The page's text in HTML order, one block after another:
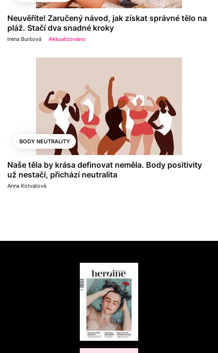
Neuvěříte! Zaručený návod, jak získat správné tělo na
pláž. Stačí dva snadné kroky
Irena Buršová Aktualizováno
BODY NEUTRALITY
Naše těla by krása definovat neměla. Body positivity
už nestačí, přichází neutralita
Anna Kotvalová